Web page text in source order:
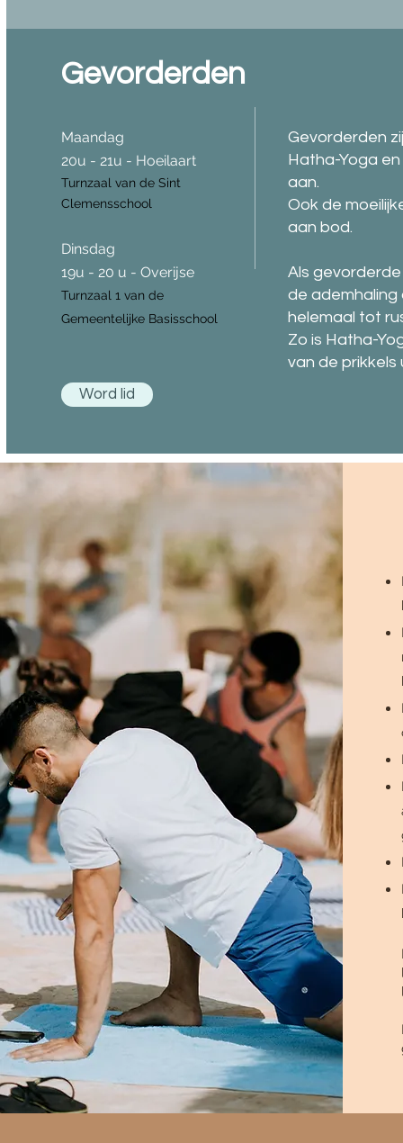
Gevorderden
Maandag
20u - 21u - Hoeilaart
Turnzaal van de Sint
Clemensschool
Dinsdag
19u - 20 u - Overijse
Turnzaal 1 van de
Gemeentelijke Basisschool
Gevorderden
Hatha-Yoga
aan.
Ook de
aan bod.
Als
de ademhaling
helemaal tot
Zo is Hatha-
van de prikkels
Word lid